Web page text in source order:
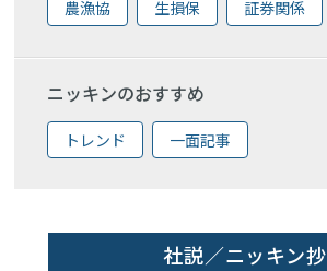
農漁協 生損保 証券関係
ニッキンのおすすめ
トレンド 一面記事
社説／ニッキン抄